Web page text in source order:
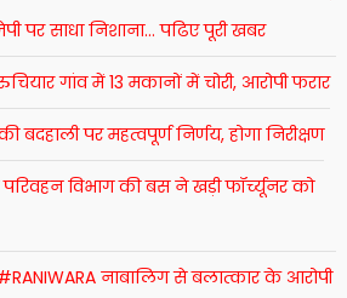
पर साधा निशाना… पढिए पूरी खबर
गांव में 13 मकानों में चोरी, आरोपी फरार
बदहाली पर महत्वपूर्ण निर्णय, होगा निरीक्षण
परिवहन विभाग की बस ने खड़ी फॉर्च्यूनर को
नाबालिग से बलात्कार के आरोपी